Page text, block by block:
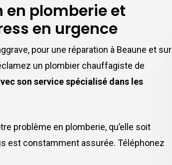
en plomberie et
en urgence
pour une réparation à Beaune et sur
un plombier chauffagiste de
son service spécialisé dans les
problème en plomberie, qu’elle soit
est constamment assurée. Téléphonez